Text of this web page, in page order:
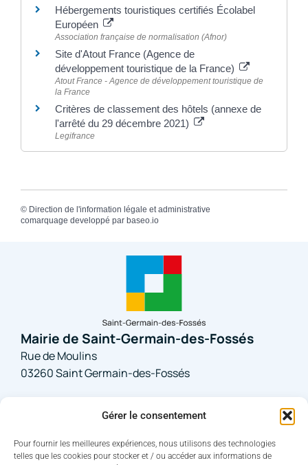
Gérer le consentement
Pour fournir les meilleures expériences, nous utilisons des technologies
telles que les cookies pour stocker et / ou accéder aux informations de
Hébergements touristiques certifiés Écolabel
Européen
Association française de normalisation (Afnor)
Site d'Atout France (Agence de
développement touristique de la France)
Atout France - Agence de développement touristique de
la France
Critères de classement des hôtels (annexe de
l'arrêté du 29 décembre 2021)
Legifrance
© Direction de l'information légale et administrative
comarquage developpé par baseo.io
Mairie de Saint-Germain-des-Fossés
Rue de Moulins
03260 Saint Germain-des-Fossés